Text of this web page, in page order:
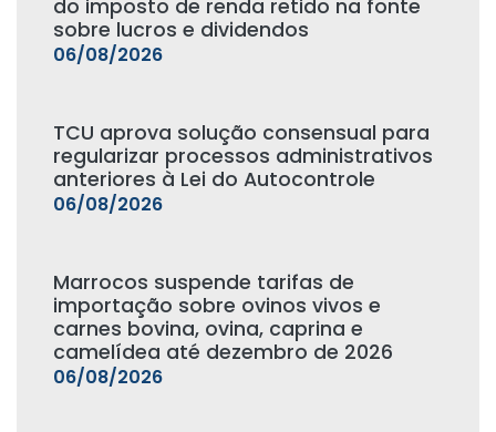
do imposto de renda retido na fonte
sobre lucros e dividendos
06/08/2026
TCU aprova solução consensual para
regularizar processos administrativos
anteriores à Lei do Autocontrole
06/08/2026
Marrocos suspende tarifas de
importação sobre ovinos vivos e
carnes bovina, ovina, caprina e
camelídea até dezembro de 2026
06/08/2026